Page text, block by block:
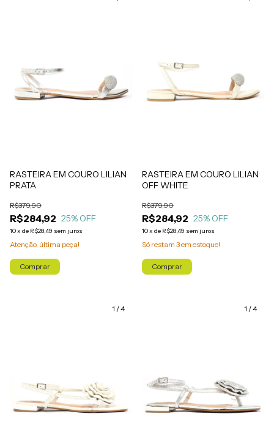
RASTEIRA EM COURO LILIAN
PRATA
R$284,92
R$379,90
25% OFF
10x de R$28,49 sem juros
Atenção, última peça!
Comprar
RASTEIRA EM COURO LILIAN
OFF WHITE
R$284,92
R$379,90
25% OFF
10x de R$28,49 sem juros
Só restam 3em estoque!
Comprar
1 /4 1 /4